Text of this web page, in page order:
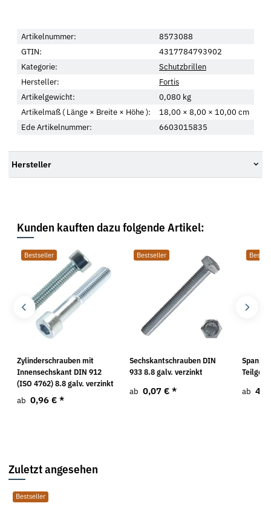
Artikelnummer:
8573088
GTIN:
4317784793902
Kategorie:
Schutzbrillen
Hersteller:
Fortis
Artikelgewicht:
0,080 kg
Artikelmaß ( Länge × Breite × Höhe ):
18,00 × 8,00 × 10,00 cm
Ede Artikelnummer:
6603015835
Hersteller
Kunden kauften dazu folgende Artikel:
Bestseller
Zylinderschrauben mit
Innensechskant DIN 912
(ISO 4762) 8.8 galv. verzinkt
ab 0,96 € *
Bestseller
Sechskantschrauben DIN
933 8.8 galv. verzinkt
ab 0,07 € *
ab
Zuletzt angesehen
Bestseller